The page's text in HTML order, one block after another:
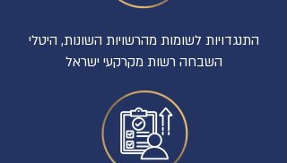
התנגדויות לשומות מהרשויות השונות, היטלי
השבחה רשות מקרקעי ישראל